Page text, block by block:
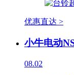
优惠直达 >
小牛电动
08.02